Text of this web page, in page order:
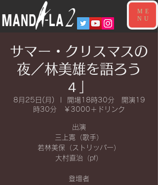
ME
NU
サマー・クリスマスの
夜／林美雄を語ろう
４」
8月25日(月)
開場18時30分 開演19
時30分 ￥3000＋ドリンク
出演
三上寛（歌手）
若林美保（ストリッパー）
大村直治（pf）
登壇者